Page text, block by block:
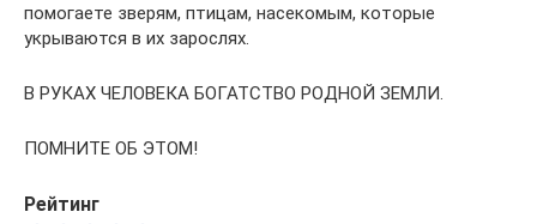
помогаете зверям, птицам, насекомым, которые
укрываются в их зарослях.
В РУКАХ ЧЕЛОВЕКА БОГАТСТВО РОДНОЙ ЗЕМЛИ.
ПОМНИТЕ ОБ ЭТОМ!
Рейтинг